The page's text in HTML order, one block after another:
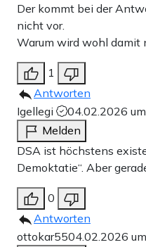
Der kommt bei der
nicht vor.
Warum wird wohl damit
1
Antworten
Igellegi
04.02.2026
Melden
DSA ist höchstens
Demoktatie“. Aber
0
Antworten
ottokar5504.02.2026